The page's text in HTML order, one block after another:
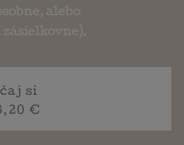
alebo
si
€